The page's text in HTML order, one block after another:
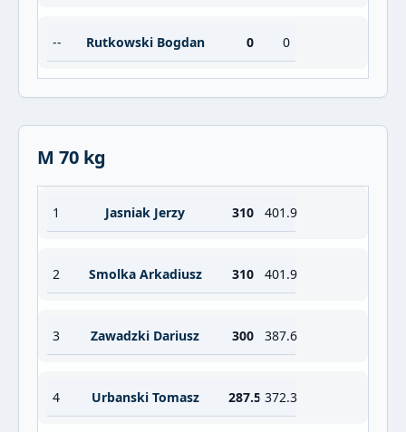
-- Rutkowski Bogdan 0 0
M 70 kg
1 Jasniak Jerzy 310 401.9
2 Smolka Arkadiusz 310 401.9
3 Zawadzki Dariusz 300 387.6
4 Urbanski Tomasz 287.5 372.3